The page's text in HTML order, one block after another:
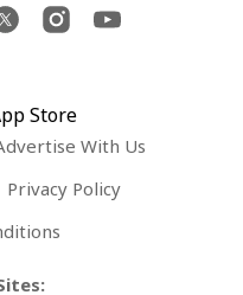
With Us
Privacy Policy